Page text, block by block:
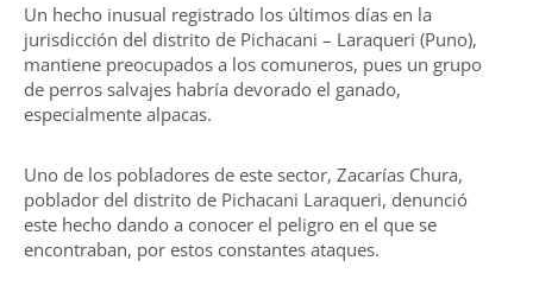
Un hecho inusual registrado los últimos días en la
jurisdicción del distrito de Pichacani – Laraqueri (Puno),
mantiene preocupados a los comuneros, pues un grupo
de perros salvajes habría devorado el ganado,
especialmente alpacas.
Uno de los pobladores de este sector, Zacarías Chura,
poblador del distrito de Pichacani Laraqueri, denunció
este hecho dando a conocer el peligro en el que se
encontraban, por estos constantes ataques.